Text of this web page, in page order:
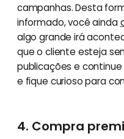
campanhas. Desta
informado, você ainda
algo grande irá
que o cliente esteja
publicações e
e fique curioso para
4. Compra